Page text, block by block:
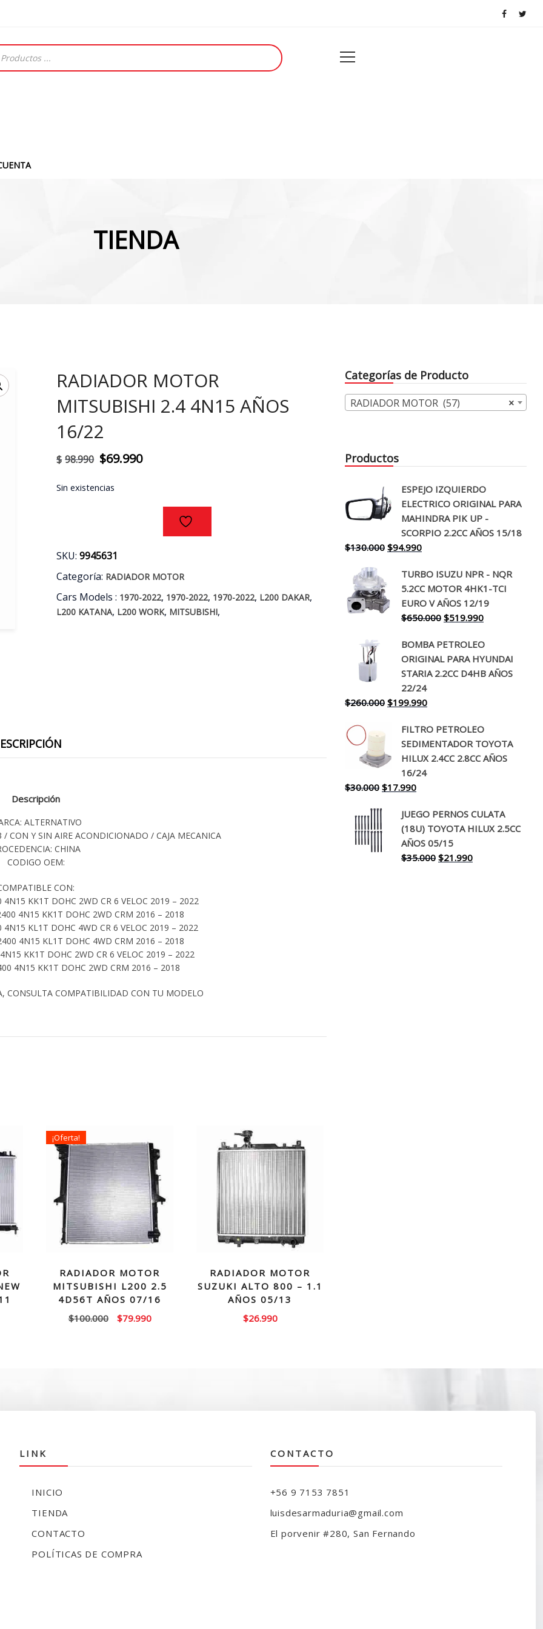
TIENDA
RADIADOR MOTOR
MITSUBISHI 2.4 4N15 AÑOS
16/22
$ 98.990 El
$69.990El
$69.990.
Sin existencias
SKU:9945631
Categoría: RADIADOR MOTOR
Cars Models : 1970-2022, 1970-2022, 1970-2022, L200 DAKAR,
L200 KATANA, L200 WORK, MITSUBISHI,
Descripción
ALTERNATIVO
CON Y SIN AIRE ACONDICIONADO / CAJA MECANICA
CHINA
CODIGO OEM:
CON:
KK1T DOHC 2WD CR 6 VELOC 2019 – 2022
4N15 KK1T DOHC 2WD CRM 2016 – 2018
KL1T DOHC 4WD CR 6 VELOC 2019 – 2022
4N15 KL1T DOHC 4WD CRM 2016 – 2018
KK1T DOHC 2WD CR 6 VELOC 2019 – 2022
4N15 KK1T DOHC 2WD CRM 2016 – 2018
CONSULTA COMPATIBILIDAD CON TU MODELO
¡Oferta!
RADIADOR MOTOR
MITSUBISHI L200 2.5
4D56T AÑOS 07/16
$100.000
El
$79.990El
RADIADOR MOTOR
SUZUKI ALTO 800 – 1.1
AÑOS 05/13
$26.990
Categorías de Producto
×
RADIADOR MOTOR (57)
Productos
ESPEJO IZQUIERDO
ELECTRICO ORIGINAL PARA
MAHINDRA PIK UP -
SCORPIO 2.2CC AÑOS 15/18
$130.000 El
original
era:
$130.000.
$94.990El
actual
es:
$94.990.
TURBO ISUZU NPR - NQR
5.2CC MOTOR 4HK1-TCI
EURO V AÑOS 12/19
$650.000 El
original
era:
$650.000.
$519.990El
actual
es:
$519.990.
BOMBA PETROLEO
ORIGINAL PARA HYUNDAI
STARIA 2.2CC D4HB AÑOS
22/24
$260.000 El
original
era:
$260.000.
$199.990El
actual
es:
$199.990.
FILTRO PETROLEO
SEDIMENTADOR TOYOTA
HILUX 2.4CC 2.8CC AÑOS
16/24
$30.000 El
original
era:
$30.000.
$17.990El
actual
es:
$17.990.
JUEGO PERNOS CULATA
(18U) TOYOTA HILUX 2.5CC
AÑOS 05/15
$35.000 El
$21.990El
LINK
INICIO
TIENDA
CONTACTO
POLÍTICAS DE COMPRA
CONTACTO
+56 9 7153 7851
luisdesarmaduria@gmail.com
El porvenir #280, San Fernando